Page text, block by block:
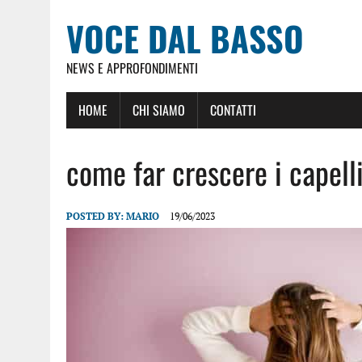
VOCE DAL BASSO
NEWS E APPROFONDIMENTI
HOME CHI SIAMO CONTATTI
come far crescere i
POSTED BY: MARIO 19/06/2023